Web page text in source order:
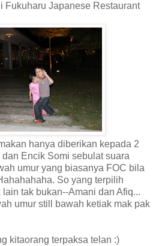
Fukuharu Japanese Restaurant
hanya diberikan kepada 2
Encik Somi sebulat suara
umur yang biasanya FOC bila
So yang terpilih
tak bukan--Amani dan Afiq...
umur still bawah ketiak mak pak
kitaorang terpaksa telan :)